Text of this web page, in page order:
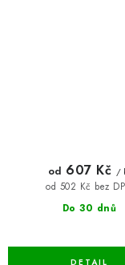
Do 30 dnů
od 502 Kč bez
od 607 Kč /